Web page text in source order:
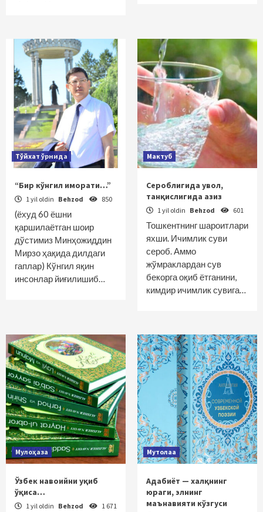
Тўйхат ўрнида
“Бир кўнгил иморати…”
1 yil oldin Behzod 850
(ёхуд 60 ёшни
қаршилаётган шоир
дўстимиз Минҳожиддин
Мирзо ҳақида дилдаги
гаплар) Кўнгил яқин
инсонлар йиғилишиб…
Мактуб
Сероблигида увол,
танқислигида азиз
1 yil oldin Behzod 601
Тошкентнинг шароитлари
яхши. Ичимлик суви
сероб. Аммо
жўмраклардан сув
бекорга оқиб ётганини,
кимдир ичимлик сувига…
Мулоҳаза
Ўзбек навоийни уқиб
ўқиса…
1 yil oldin Behzod 1 671
Мутолаа
Адабиёт — халқнинг
юраги, элнинг
маънавияти кўзгуси